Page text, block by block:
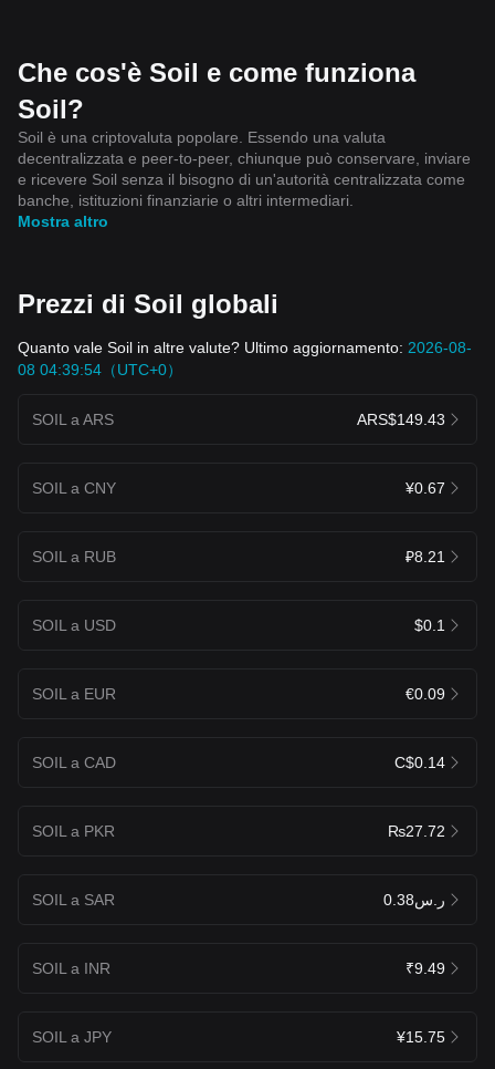
Che cos'è Soil e come funziona
Soil?
Soil è una criptovaluta popolare. Essendo una valuta
decentralizzata e peer-to-peer, chiunque può conservare, inviare
e ricevere Soil senza il bisogno di un'autorità centralizzata come
banche, istituzioni finanziarie o altri intermediari.
Mostra altro
Prezzi di Soil globali
Quanto vale Soil in altre valute? Ultimo aggiornamento: 2026-08-
08 04:39:54（UTC+0）
SOIL a ARS ARS$149.43
SOIL a CNY ¥0.67
SOIL a RUB ₽8.21
SOIL a USD $0.1
SOIL a EUR €0.09
SOIL a CAD C$0.14
SOIL a PKR ₨27.72
SOIL a SAR ر.س0.38
SOIL a INR ₹9.49
SOIL a JPY ¥15.75